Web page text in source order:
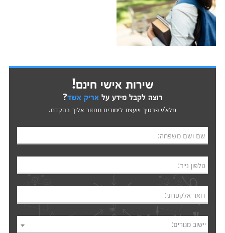
שירות אישי חינם!
רוצה לקבל מידע עלאריק אשד?
מלא/י פרטיך ויועצת לימודים תחזור אליך בהקדם.
שם ושם משפחה:
טלפון נייד:
דואר אלקטרוני:
יישוב מגורים: